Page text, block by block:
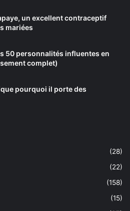
un excellent contraceptif
mariées
50 personnalités influentes en
complet)
pourquoi il porte des
(28)
(22)
(158)
(15)